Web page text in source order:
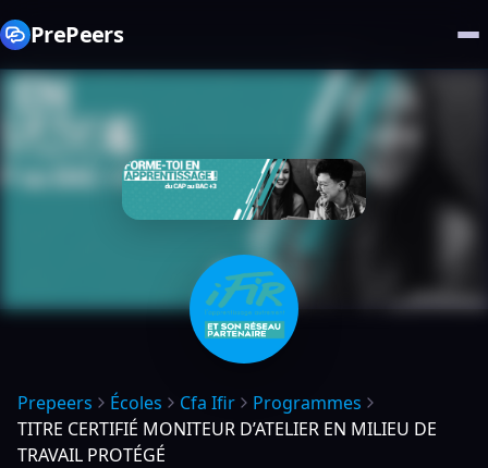
PrePeers
Prepeers Écoles Cfa Ifir
Programmes
TITRE CERTIFIÉ MONITEUR D’ATELIER EN MILIEU DE
TRAVAIL PROTÉGÉ